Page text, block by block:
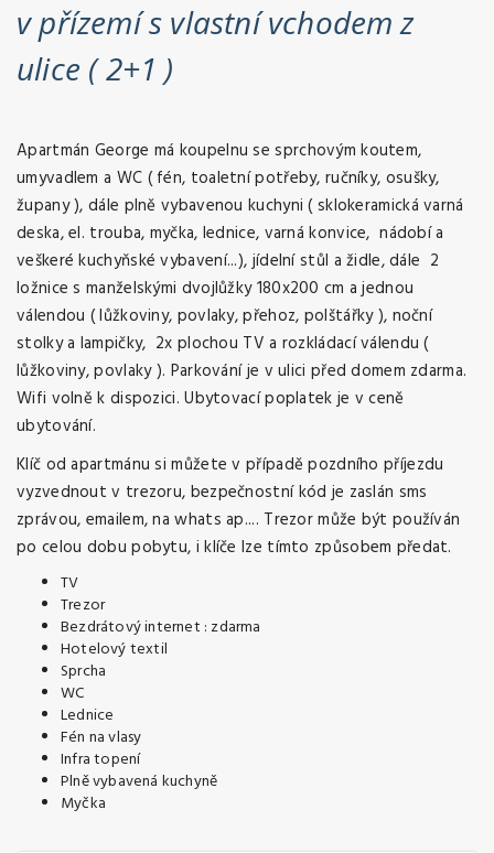
v přízemí s vlastní vchodem z
ulice ( 2+1 )
Apartmán George má koupelnu se sprchovým koutem,
umyvadlem a WC ( fén, toaletní potřeby, ručníky, osušky,
župany ), dále plně vybavenou kuchyni ( sklokeramická varná
deska, el. trouba, myčka, lednice, varná konvice, nádobí a
veškeré kuchyňské vybavení...), jídelní stůl a židle, dále 2
ložnice s manželskými dvojlůžky 180x200 cm a jednou
válendou ( lůžkoviny, povlaky, přehoz, polštářky ), noční
stolky a lampičky, 2x plochou TV a rozkládací válendu (
lůžkoviny, povlaky ). Parkování je v ulici před domem zdarma.
Wifi volně k dispozici. Ubytovací poplatek je v ceně
ubytování.
Klíč od apartmánu si můžete v případě pozdního příjezdu
vyzvednout v trezoru, bezpečnostní kód je zaslán sms
zprávou, emailem, na whats ap.... Trezor může být používán
po celou dobu pobytu, i klíče lze tímto způsobem předat.
TV
Trezor
Bezdrátový internet : zdarma
Hotelový textil
Sprcha
WC
Lednice
Fén na vlasy
Infra topení
Plně vybavená kuchyně
Myčka